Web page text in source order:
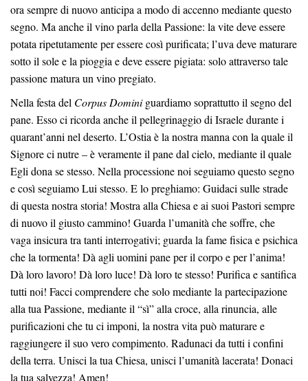
ora sempre di nuovo anticipa a modo di accenno mediante questo
segno. Ma anche il vino parla della Passione: la vite deve essere
potata ripetutamente per essere così purificata; l’uva deve maturare
sotto il sole e la pioggia e deve essere pigiata: solo attraverso tale
passione matura un vino pregiato.
Nella festa del Corpus Dominiguardiamo soprattutto il segno del
pane. Esso ci ricorda anche il pellegrinaggio di Israele durante i
quarant’anni nel deserto. L’Ostia è la nostra manna con la quale il
Signore ci nutre – è veramente il pane dal cielo, mediante il quale
Egli dona se stesso. Nella processione noi seguiamo questo segno
e così seguiamo Lui stesso. E lo preghiamo: Guidaci sulle strade
di questa nostra storia! Mostra alla Chiesa e ai suoi Pastori sempre
di nuovo il giusto cammino! Guarda l’umanità che soffre, che
vaga insicura tra tanti interrogativi; guarda la fame fisica e psichica
che la tormenta! Dà agli uomini pane per il corpo e per l’anima!
Dà loro lavoro! Dà loro luce! Dà loro te stesso! Purifica e santifica
tutti noi! Facci comprendere che solo mediante la partecipazione
alla tua Passione, mediante il “sì” alla croce, alla rinuncia, alle
purificazioni che tu ci imponi, la nostra vita può maturare e
raggiungere il suo vero compimento. Radunaci da tutti i confini
della terra. Unisci la tua Chiesa, unisci l’umanità lacerata! Donaci
la tua salvezza! Amen!